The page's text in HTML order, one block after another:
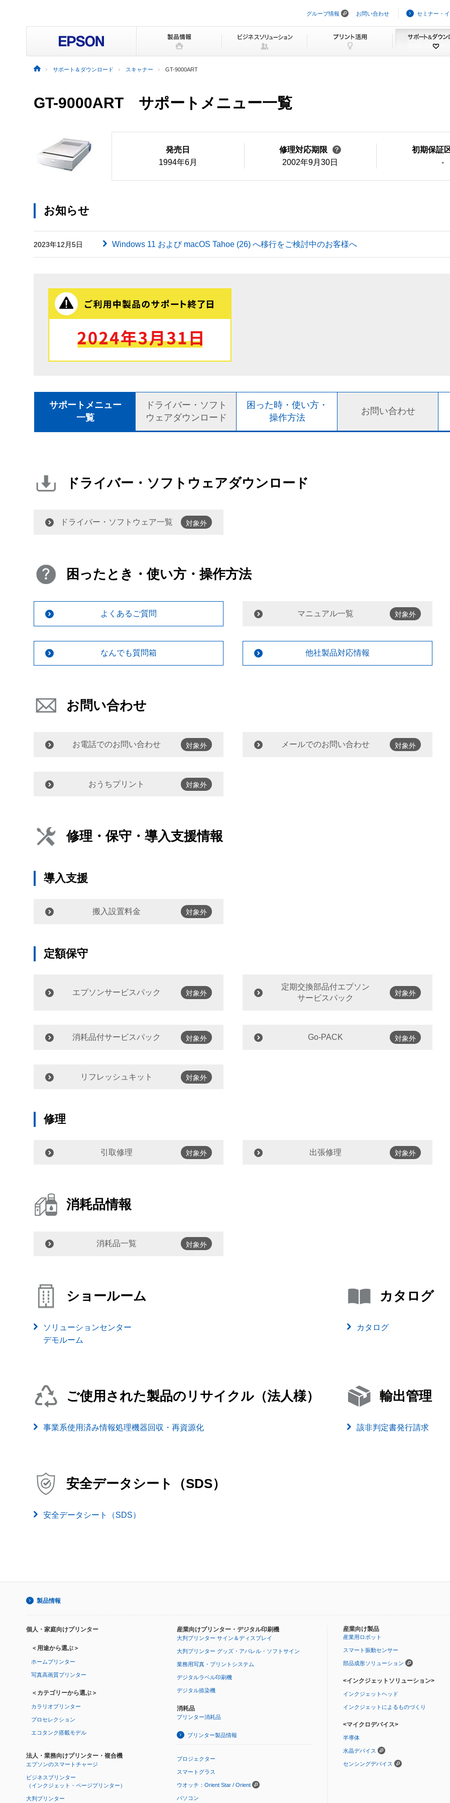
ビ
ョ
グループ情報 お問い合わせ セミナー・
サポート＆ダウンロード スキャナー GT-9000ART
GT-9000ART サポートメニュー一覧
発売日
1994年6月
修理対応期限
2002年9月30日
初期保証
-
お知らせ
2023年12月5日 Windows 11 および macOS Tahoe (26) へ移行をご検討中のお客様へ
サポートメニュー
一覧
ドライバー・ソフト
ウェアダウンロード
困った時・使い方・
操作方法
お問い合わせ
ドライバー・ソフトウェアダウンロード
ドライバー・ソフトウェア一覧 対象外
困ったとき・使い方・操作方法
よくあるご質問 マニュアル一覧 対象外
なんでも質問箱 他社製品対応情報
お問い合わせ
お電話でのお問い合わせ 対象外 メールでのお問い合わせ 対象外
おうちプリント 対象外
修理・保守・導入支援情報
導入支援
搬入設置料金 対象外
定額保守
エプソンサービスパック 対象外
定期交換部品付エプソン
サービスパック
対象外
消耗品付サービスパック 対象外 Go-PACK 対象外
リフレッシュキット 対象外
修理
引取修理 対象外 出張修理 対象外
消耗品情報
消耗品一覧 対象外
ショールーム
ソリューションセンター
デモルーム
カタログ
カタログ
ご使用された製品のリサイクル（法人様）
事業系使用済み情報処理機器回収・再資源化
輸出管理
該非判定書発行請求
安全データシート（SDS）
安全データシート（SDS）
製品情報
個人・家庭向けプリンター
＜用途から選ぶ＞
ホームプリンター
写真高画質プリンター
＜カテゴリーから選ぶ＞
カラリオプリンター
プロセレクション
エコタンク搭載モデル
法人・業務向けプリンター・複合機
エプソンのスマートチャージ
ビジネスプリンター
（インクジェット・ページプリンター）
大判プリンター
産業向けプリンター・デジタル印刷機
大判プリンター サイン＆ディスプレイ
大判プリンター グッズ・アパレル・ソフトサイン
業務用写真・プリントシステム
デジタルラベル印刷機
デジタル捺染機
消耗品
プリンター消耗品
プリンター製品情報
プロジェクター
スマートグラス
ウオッチ：Orient Star / Orient
パソコン
産業向け製品
産業用ロボット
スマート振動センサー
部品成形ソリューション
<インクジェットソリューション>
インクジェットヘッド
インクジェットによるものづくり
<マイクロデバイス>
半導体
水晶デバイス
センシングデバイス